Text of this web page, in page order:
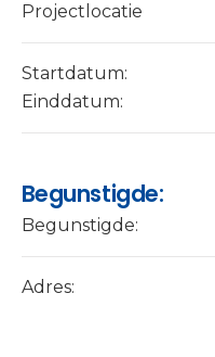
Projectlocatie
Startdatum:
Einddatum:
Begunstigde:
Begunstigde:
Adres: